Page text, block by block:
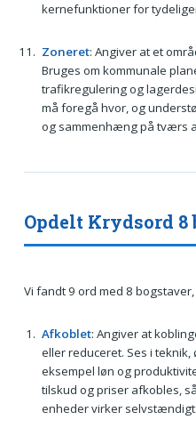
kernefunktioner for
Zoneret: Angiver at et
Bruges om kommunale
trafikregulering og
må foregå hvor, og
og sammenhæng på tværs
Opdelt Krydsord 8
Vi fandt 9 ord med 8
Afkoblet: Angiver at
eller reduceret. Ses i
eksempel løn og
tilskud og priser afkobles,
enheder virker selvstændigt.